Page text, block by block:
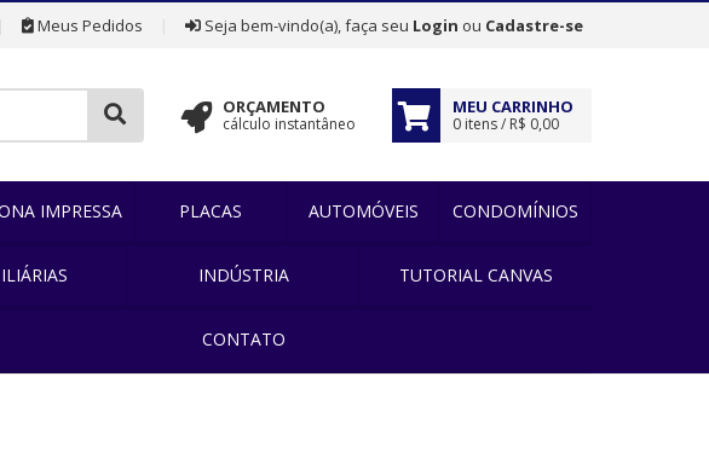
Meus Pedidos Seja bem-vindo(a), faça seu Login ou Cadastre-se
ORÇAMENTO
cálculo instantâneo
MEU CARRINHO
0 itens / R$ 0,00
IMPRESSA PLACAS AUTOMÓVEIS CONDOMÍNIOS
INDÚSTRIA TUTORIAL CANVAS
CONTATO